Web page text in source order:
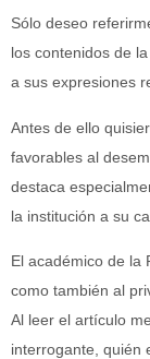
Sólo deseo
los contenidos de
a sus expresiones
Antes de ello
favorables al
destaca
la institución a su
El académico de la
como también al
Al leer el artículo
interrogante, quién